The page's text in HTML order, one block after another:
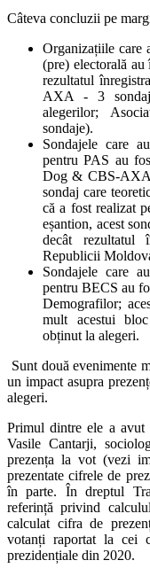
Câteva concluzii pe
Organizațiile care
(pre) electorală
rezultatul
AXA - 3
alegerilor;
sondaje).
Sondajele care
pentru PAS au
Dog & CBS-
sondaj care
că a fost realizat
eșantion, acest
decât rezultatul
Republicii
Sondajele care
pentru BECS au
Demografilor;
mult acestui
obținut la alegeri.
Sunt două evenimente
un impact asupra
alegeri.
Primul dintre ele a
Vasile Cantarji,
prezența la vot (vezi
prezentate cifrele de
în parte. În dreptul
referință privind
calculat cifra de
votanți raportat la cei
prezidențiale din 2020.